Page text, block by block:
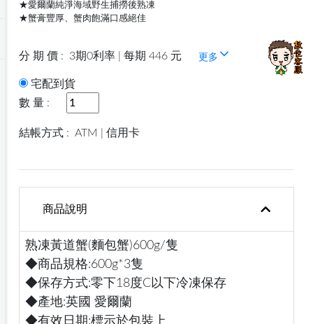
★愛爾蘭純淨海域野生捕撈後熟凍
★蟹膏豐厚、蟹肉飽滿口感絕佳
分 期 價 : 3期0利率 | 每期 446 元 更多
宅配到貨
數 量 :
結帳方式 : ATM | 信用卡
商品說明
熟凍黃道蟹(麵包蟹)600g/隻
◆商品規格:600g*3隻
◆保存方式:零下18度C以下冷凍保存
◆產地:英國 愛爾蘭
◆有效日期:標示於包裝上